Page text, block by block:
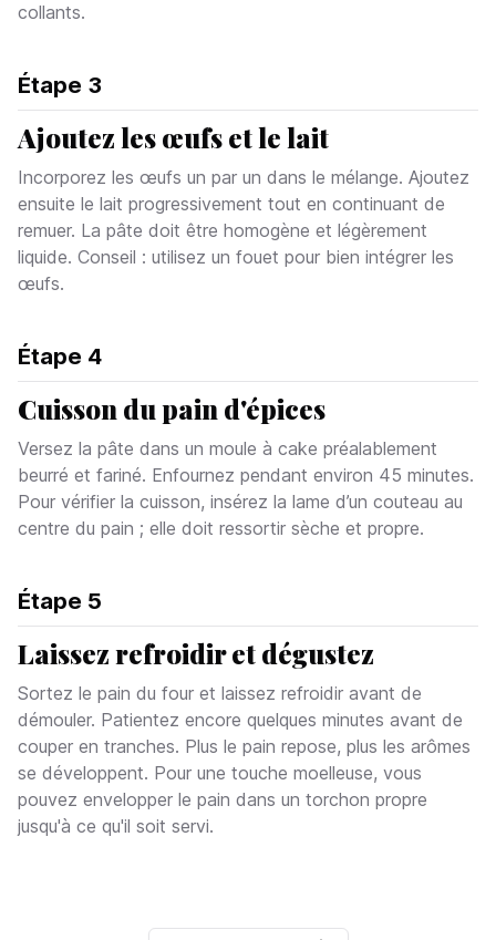
collants.
Étape 3
Ajoutez les œufs et le lait
Incorporez les œufs un par un dans le mélange. Ajoutez
ensuite le lait progressivement tout en continuant de
remuer. La pâte doit être homogène et légèrement
liquide. Conseil : utilisez un fouet pour bien intégrer les
œufs.
Étape 4
Cuisson du pain d'épices
Versez la pâte dans un moule à cake préalablement
beurré et fariné. Enfournez pendant environ 45 minutes.
Pour vérifier la cuisson, insérez la lame d’un couteau au
centre du pain ; elle doit ressortir sèche et propre.
Étape 5
Laissez refroidir et dégustez
Sortez le pain du four et laissez refroidir avant de
démouler. Patientez encore quelques minutes avant de
couper en tranches. Plus le pain repose, plus les arômes
se développent. Pour une touche moelleuse, vous
pouvez envelopper le pain dans un torchon propre
jusqu'à ce qu'il soit servi.